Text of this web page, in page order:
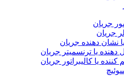
جریان
جریان
نشان دهنده جریان
دهنده یا ترنسمیتر جریان
کننده یا کالیبراتور جریان